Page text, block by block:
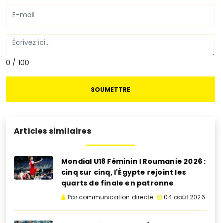
0 / 100
SOUMETTRE
Articles similaires
Mondial U18 Féminin I Roumanie 2026 :
cinq sur cinq, l'Égypte rejoint les
quarts de finale en patronne
Par communication directe 04 août 2026